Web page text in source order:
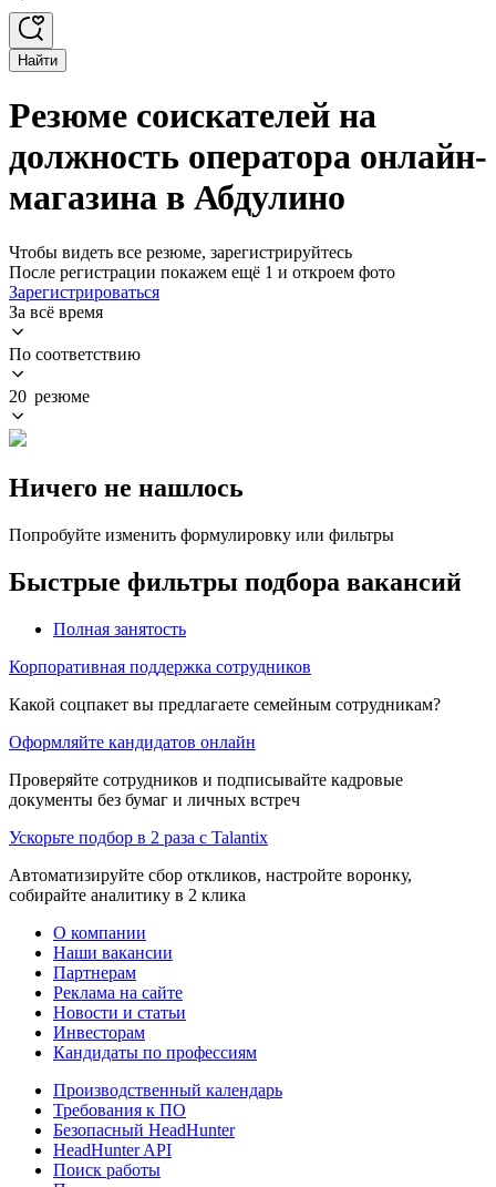
Найти
Резюме соискателей на
должность оператора онлайн-
магазина в Абдулино
Чтобы видеть все резюме, зарегистрируйтесь
После регистрации покажем ещё 1 и откроем фото
Зарегистрироваться
За всё время
По соответствию
20 резюме
Ничего не нашлось
Попробуйте изменить формулировку или фильтры
Быстрые фильтры подбора вакансий
Полная занятость
Корпоративная поддержка сотрудников
Какой соцпакет вы предлагаете семейным сотрудникам?
Оформляйте кандидатов онлайн
Проверяйте сотрудников и подписывайте кадровые
документы без бумаг и личных встреч
Ускорьте подбор в 2 раза с Talantix
Автоматизируйте сбор откликов, настройте воронку,
собирайте аналитику в 2 клика
О компании
Наши вакансии
Партнерам
Реклама на сайте
Новости и статьи
Инвесторам
Кандидаты по профессиям
Производственный календарь
Требования к ПО
Безопасный HeadHunter
HeadHunter API
Поиск работы